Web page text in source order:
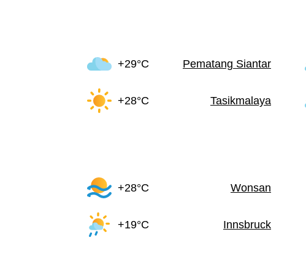
+29°C Pematang Siantar
+28°C Tasikmalaya
+28°C Wonsan
+19°C Innsbruck